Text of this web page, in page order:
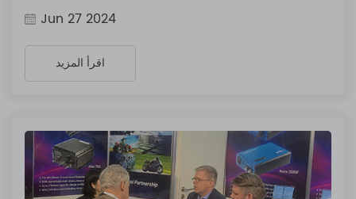
Jun 27 2024
اقرأ المزيد